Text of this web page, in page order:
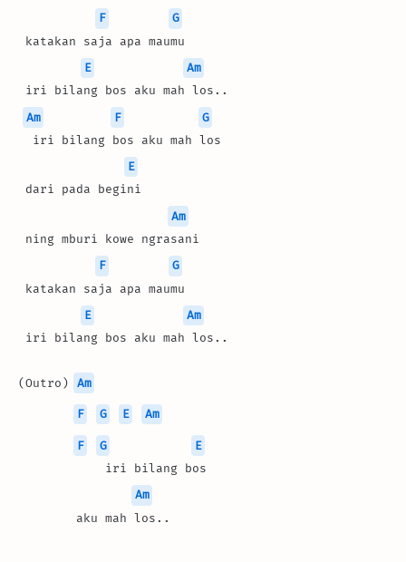
F
G
katakan saja apa maumu
E
Am
iri bilang bos aku mah los..
Am
F
G
  iri bilang bos aku mah los
E
dari pada begini
Am
ning mburi kowe ngrasani
F
G
katakan saja apa maumu
E
Am
iri bilang bos aku mah los..
(Outro) Am
F G E Am
F G
E
            iri bilang bos
Am
        aku mah los..